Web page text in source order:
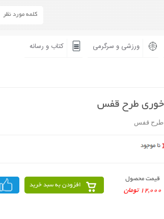
ورزشی و سرگرمی کتاب و رسانه
خوری طرح قفس
طرح قفس
قیمت محصول
12,000 تومان
افزودن به سبد خرید